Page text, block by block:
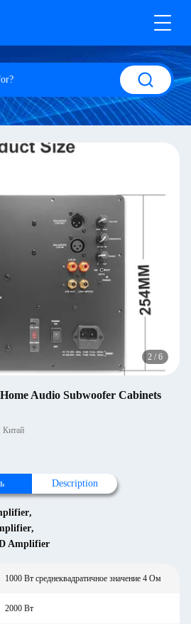
2 / 6
Audio Subwoofer Cabinets
Китай
Description
,
,
Amplifier
1000 Вт среднеквадратичное значение 4 Ом
2000 Вт